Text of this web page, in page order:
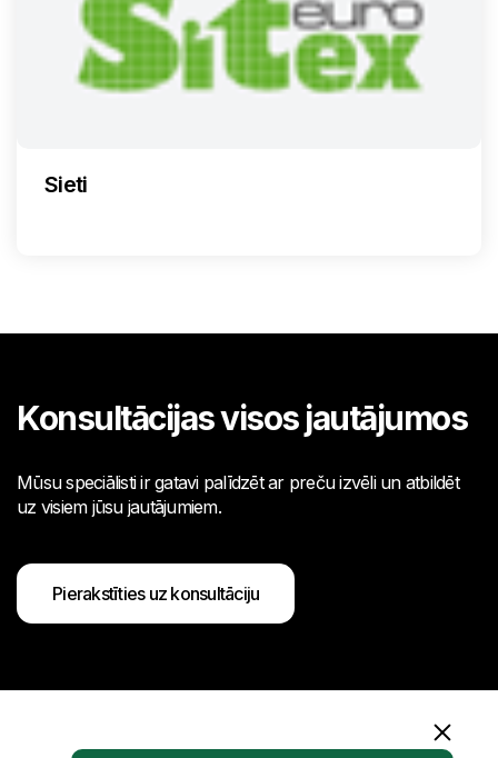
Sieti
Konsultācijas visos jautājumos
Mūsu speciālisti ir gatavi palīdzēt ar preču izvēli un atbildēt
uz visiem jūsu jautājumiem.
Pierakstīties uz konsultāciju